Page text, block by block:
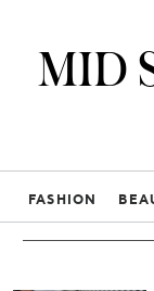
MID
FASHION